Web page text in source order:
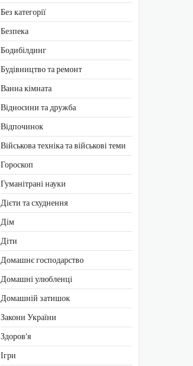
Без категорії
Безпека
Бодибілдинг
Будівництво та ремонт
Ванна кімната
Відносини та дружба
Відпочинок
Військова техніка та військові теми
Гороскоп
Гуманітрані науки
Дієти та схуднення
Дім
Діти
Домашнє господарство
Домашні улюбленці
Домашній затишок
Закони України
Здоров'я
Ігри